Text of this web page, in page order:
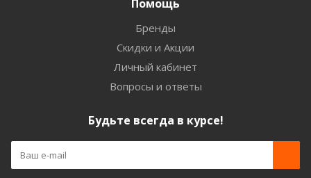
Помощь
Бренды
Скидки и Акции
Личный кабинет
Вопросы и ответы
Будьте всегда в курсе!